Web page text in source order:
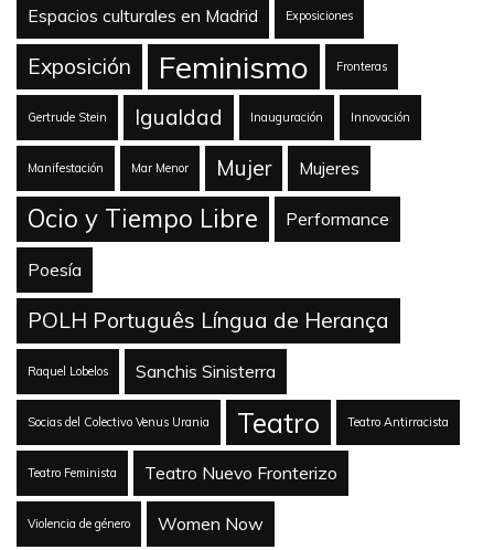
Espacios culturales en Madrid Exposiciones
Exposición Feminismo Fronteras
Gertrude Stein Igualdad Inauguración Innovación
Manifestación Mar Menor Mujer Mujeres
Ocio y Tiempo Libre Performance
Poesía
POLH Português Língua de Herança
Raquel Lobelos Sanchis Sinisterra
Socias del Colectivo Venus Urania Teatro Teatro Antirracista
Teatro Feminista Teatro Nuevo Fronterizo
Violencia de género Women Now